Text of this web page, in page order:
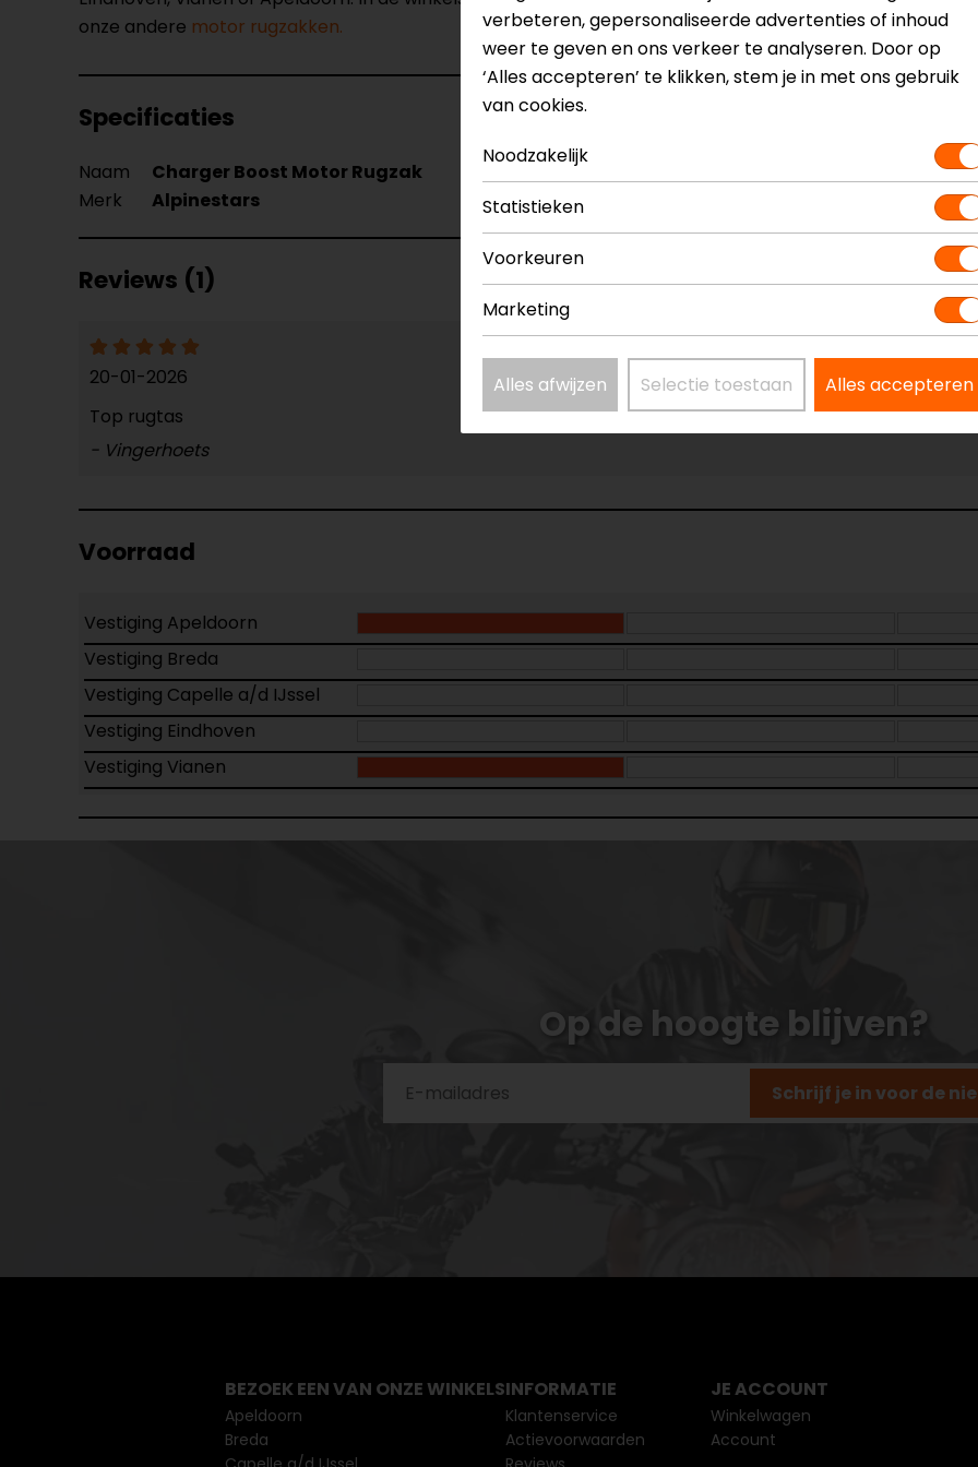
onze andere motor rugzakken.
Specificaties
Naam Charger Boost Motor Rugzak
Merk
Alpinestars Zwart
Reviews (1)
20-01-2026
Top rugtas
- Vingerhoets
Voorraad
Vestiging Apeldoorn
Vestiging Breda
Vestiging Capelle a/d IJssel
Vestiging Eindhoven
Vestiging Vianen
Op de hoogte blijven?
Schrijf je in voor de
verbeteren, gepersonaliseerde advertenties of inhoud
weer te geven en ons verkeer te analyseren. Door op
‘Alles accepteren’ te klikken, stem je in met ons gebruik
van cookies.
Noodzakelijk
Statistieken
Voorkeuren
Marketing
Alles afwijzen Selectie toestaan Alles accepteren
BEZOEK EEN VAN ONZE WINKELS
Apeldoorn
Breda
INFORMATIE
Klantenservice
Actievoorwaarden
JE ACCOUNT
Winkelwagen
Account